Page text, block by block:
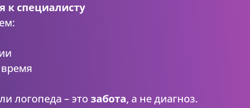
к специалисту
логопеда – это забота, а не диагноз.